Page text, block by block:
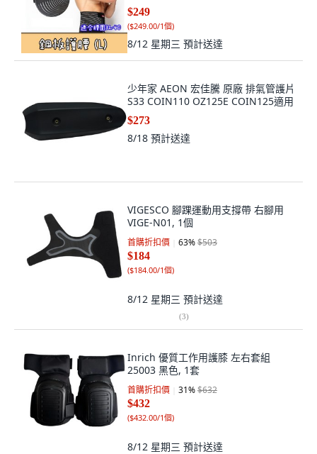
$249
($249.00/1個)
8/12 星期三 預計送達
少年家 AEON 宏佳騰 原廠 排氣管護片
S33 COIN110 OZ125E COIN125適用
$273
8/18 預計送達
VIGESCO 腳踝運動用支撐帶 右腳用
VIGE-N01, 1個
首購折扣價 63%$503
$184
($184.00/1個)
8/12 星期三 預計送達
(3)
Inrich 優質工作用護膝 左右套組
25003 黑色, 1套
首購折扣價 31%$632
$432
($432.00/1個)
8/12 星期三 預計送達